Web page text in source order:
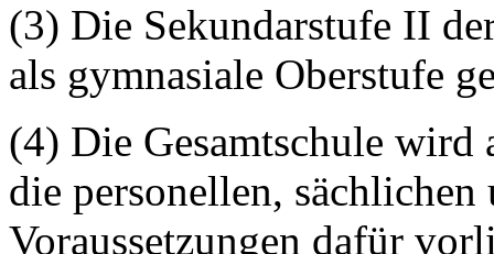
(3) Die Sekundarstufe II
als gymnasiale Oberstufe
(4) Die Gesamtschule wird
die personellen,
Voraussetzungen dafür